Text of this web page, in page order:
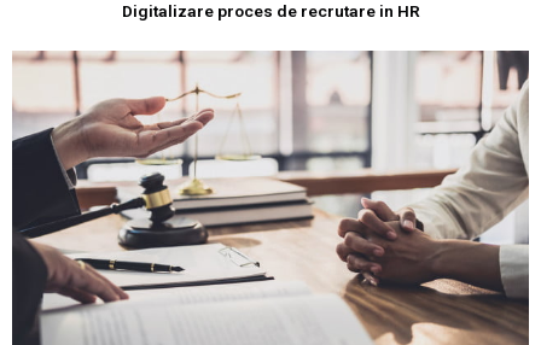
Digitalizare proces de recrutare in HR